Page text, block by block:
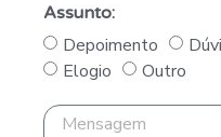
Assunto:
Depoimento
Elogio
Outro